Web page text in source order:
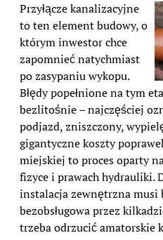
Przyłącze kanalizacyjne
to ten element budowy, o
którym inwestor chce
zapomnieć natychmiast
po zasypaniu wykopu.
Błędy popełnione na tym
bezlitośnie – najczęściej
podjazd, zniszczony,
gigantyczne koszty
miejskiej to proces oparty
fizyce i prawach hydrauliki.
instalacja zewnętrzna musi
bezobsługowa przez
trzeba odrzucić amatorskie